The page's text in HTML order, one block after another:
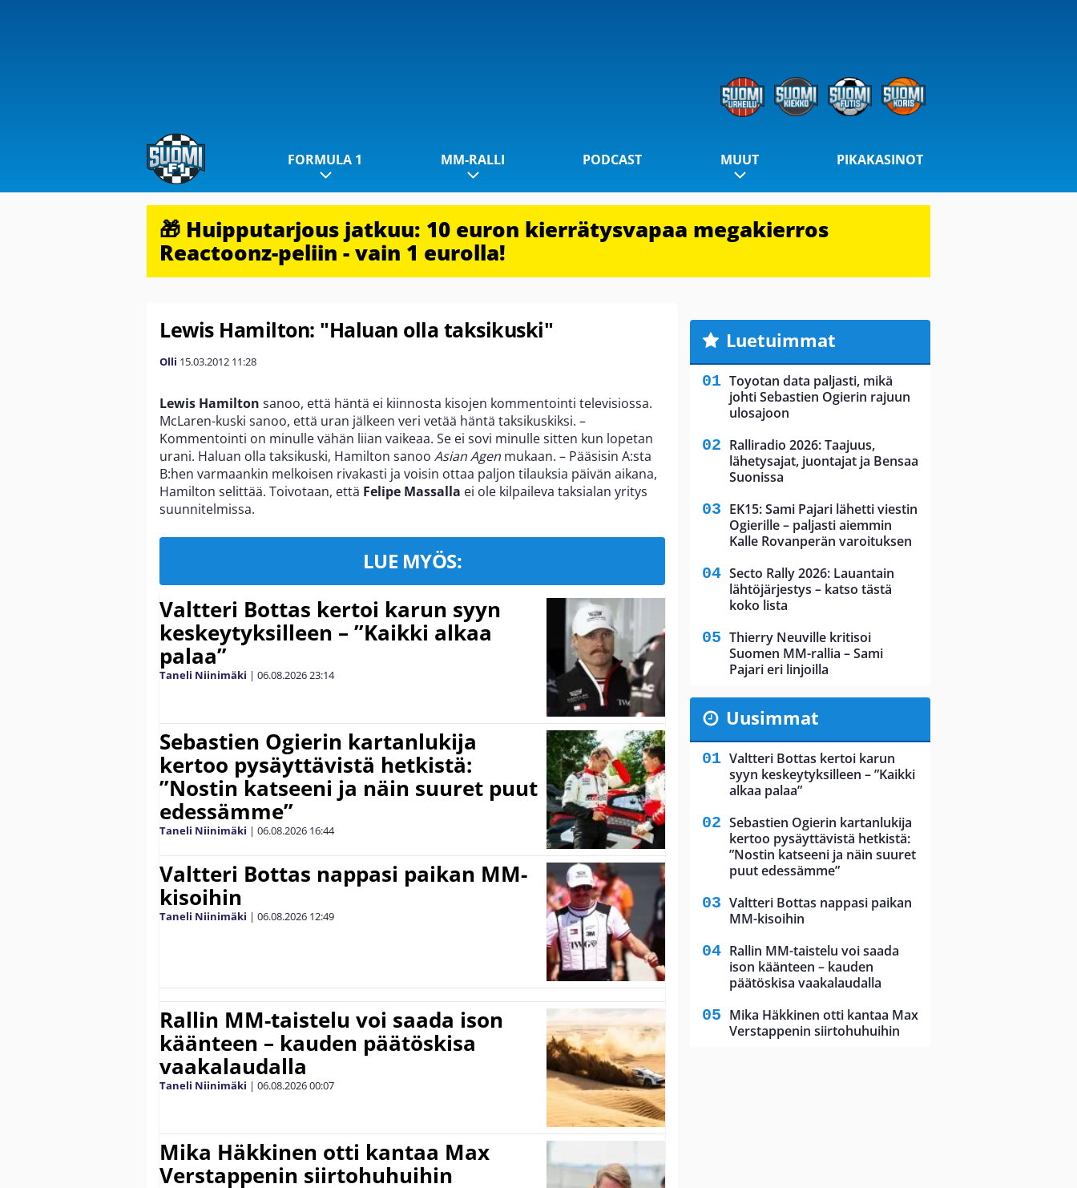
FORMULA 1 MM-RALLI PODCAST MUUT PIKAKASINOT
🎁 Huipputarjous jatkuu: 10 euron kierrätysvapaa megakierros
Reactoonz-peliin - vain 1 eurolla!
Lewis Hamilton: "Haluan olla taksikuski"
Olli 15.03.2012 11:28
Lewis Hamilton sanoo, että häntä ei kiinnosta kisojen kommentointi televisiossa.
McLaren-kuski sanoo, että uran jälkeen veri vetää häntä taksikuskiksi. –
Kommentointi on minulle vähän liian vaikeaa. Se ei sovi minulle sitten kun lopetan
urani. Haluan olla taksikuski, Hamilton sanoo Asian Agen mukaan. – Pääsisin A:sta
B:hen varmaankin melkoisen rivakasti ja voisin ottaa paljon tilauksia päivän aikana,
Hamilton selittää. Toivotaan, että Felipe Massalla ei ole kilpaileva taksialan yritys
suunnitelmissa.
LUE MYÖS:
Valtteri Bottas kertoi karun syyn
keskeytyksilleen – ”Kaikki alkaa
palaa”
Taneli Niinimäki | 06.08.202623:14
Sebastien Ogierin kartanlukija
kertoo pysäyttävistä hetkistä:
”Nostin katseeni ja näin suuret puut
edessämme”
Taneli Niinimäki | 06.08.2026 16:44
Valtteri Bottas nappasi paikan MM-
kisoihin
Taneli Niinimäki | 06.08.2026 12:49
Rallin MM-taistelu voi saada ison
käänteen – kauden päätöskisa
vaakalaudalla
Taneli Niinimäki | 06.08.202600:07
Mika Häkkinen otti kantaa Max
Verstappenin siirtohuhuihin
Luetuimmat
Toyotan data paljasti, mikä
johti Sebastien Ogierin rajuun
ulosajoon
Ralliradio 2026: Taajuus,
lähetysajat, juontajat ja Bensaa
Suonissa
EK15: Sami Pajari lähetti viestin
Ogierille – paljasti aiemmin
Kalle Rovanperän varoituksen
Secto Rally 2026: Lauantain
lähtöjärjestys – katso tästä
koko lista
Thierry Neuville kritisoi
Suomen MM-rallia – Sami
Pajari eri linjoilla
Uusimmat
Valtteri Bottas kertoi karun
syyn keskeytyksilleen – ”Kaikki
alkaa palaa”
Sebastien Ogierin kartanlukija
kertoo pysäyttävistä hetkistä:
”Nostin katseeni ja näin suuret
puut edessämme”
Valtteri Bottas nappasi paikan
MM-kisoihin
Rallin MM-taistelu voi saada
ison käänteen – kauden
päätöskisa vaakalaudalla
Mika Häkkinen otti kantaa Max
Verstappenin siirtohuhuihin